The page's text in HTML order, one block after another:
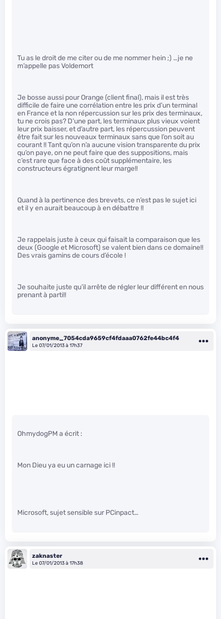
Tu as le droit de me citer ou de me nommer hein ;) …je ne
m’appelle pas Voldemort
Je bosse aussi pour Orange (client final), mais il est très
difficile de faire une corrélation entre les prix d’un terminal
en France et la non répercussion sur les prix des terminaux,
tu ne crois pas? D’une part, les terminaux plus vieux voient
leur prix baisser, et d’autre part, les répercussion peuvent
être fait sur les nouveaux terminaux sans que l’on soit au
courant !! Tant qu’on n’a aucune vision transparente du prix
qu’on paye, on ne peut faire que des suppositions, mais
c’est rare que face à des coût supplémentaire, les
constructeurs égratignent leur marge!!
Quand à la pertinence des brevets, ce n’est pas le sujet ici
et il y en aurait beaucoup à en débattre !!
Je rappelais juste à ceux qui faisait la comparaison que les
deux (Google et Microsoft) se valent bien dans ce domaine!!
Des vrais gamins de cours d’école !
Je souhaite juste qu’il arrête de régler leur différent en nous
prenant à parti!!
anonyme_7054cda9659cf4fdaaa0762fe44bc4f4
Le 07/01/2013 à 17h37
OhmydogPM a écrit :
Mon Dieu ya eu un carnage ici !!
Microsoft, sujet sensible sur PCinpact…
zaknaster
Le 07/01/2013 à 17h38